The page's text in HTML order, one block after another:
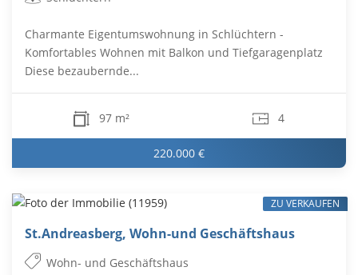
Charmante Eigentumswohnung in Schlüchtern -
Komfortables Wohnen mit Balkon und Tiefgaragenplatz
Diese bezaubernde...
97 m² 4
220.000 €
St.Andreasberg, Wohn-und Geschäftshaus
Wohn- und Geschäftshaus
ZU VERKAUFEN